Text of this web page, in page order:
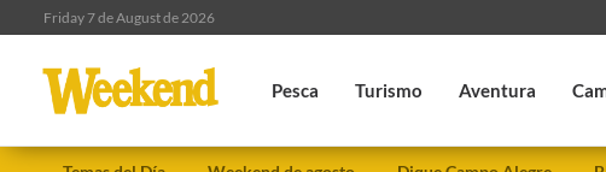
Friday 7 de August de 2026
Pesca Turismo Aventura